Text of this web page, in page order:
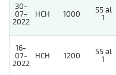
30-
07-
2022
HCH 1000
55 al
1
16-
07-
2022
HCH 1200
55 al
1